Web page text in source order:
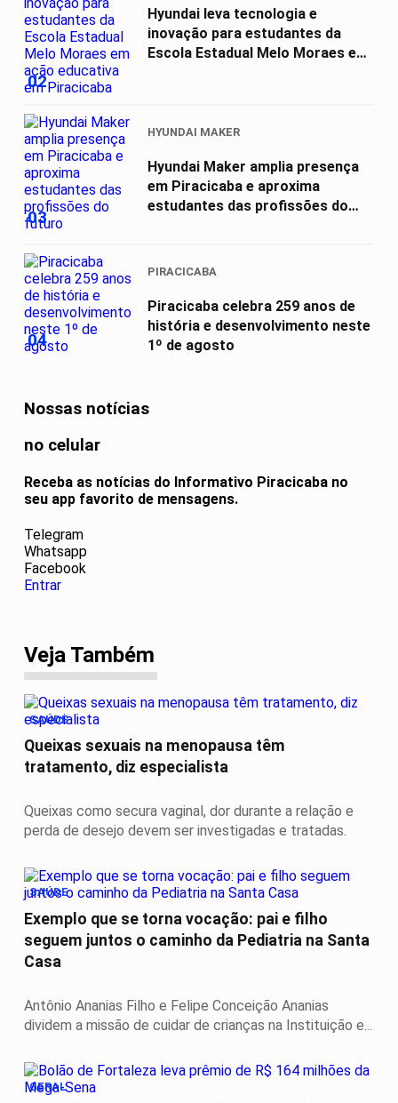
02
Hyundai leva tecnologia e
inovação para estudantes da
Escola Estadual Melo Moraes em
03
HYUNDAI MAKER
Hyundai Maker amplia presença
em Piracicaba e aproxima
estudantes das profissões do
04
PIRACICABA
Piracicaba celebra 259 anos de
história e desenvolvimento neste
1º de agosto
Nossas notícias
no celular
Receba as notícias do Informativo Piracicaba no
seu app favorito de mensagens.
Telegram
Whatsapp
Facebook
Entrar
Veja Também
SAÚDE
Queixas sexuais na menopausa têm
tratamento, diz especialista
Queixas como secura vaginal, dor durante a relação e
perda de desejo devem ser investigadas e tratadas.
SAÚDE
Exemplo que se torna vocação: pai e filho
seguem juntos o caminho da Pediatria na Santa
Casa
Antônio Ananias Filho e Felipe Conceição Ananias
dividem a missão de cuidar de crianças na Instituição e...
GERAL